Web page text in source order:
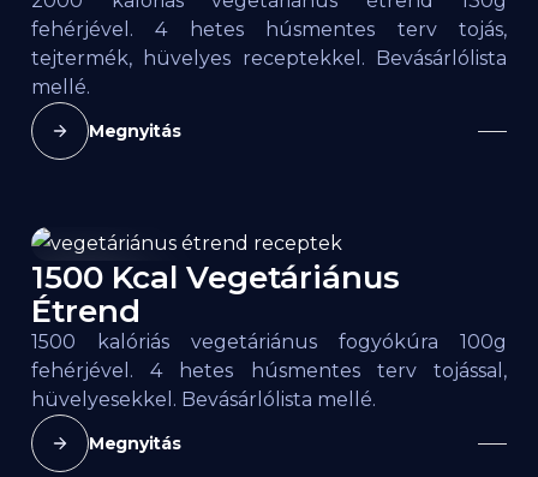
fehérjével. 4 hetes húsmentes terv tojás,
tejtermék, hüvelyes receptekkel. Bevásárlólista
mellé.
Megnyitás
2000kcal
1500 Kcal Vegetáriánus
Étrend
1500 kalóriás vegetáriánus fogyókúra 100g
fehérjével. 4 hetes húsmentes terv tojással,
hüvelyesekkel. Bevásárlólista mellé.
Megnyitás